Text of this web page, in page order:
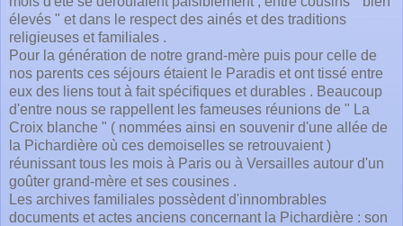
élevés " et dans le respect des ainés et des traditions
religieuses et familiales .
Pour la génération de notre grand-mère puis pour celle de
nos parents ces séjours étaient le Paradis et ont tissé entre
eux des liens tout à fait spécifiques et durables . Beaucoup
d'entre nous se rappellent les fameuses réunions de " La
Croix blanche " ( nommées ainsi en souvenir d'une allée de
la Pichardière où ces demoiselles se retrouvaient )
réunissant tous les mois à Paris ou à Versailles autour d'un
goûter grand-mère et ses cousines .
Les archives familiales possèdent d'innombrables
documents et actes anciens concernant la Pichardière : son